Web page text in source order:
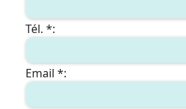
Tél. *:
Email *: